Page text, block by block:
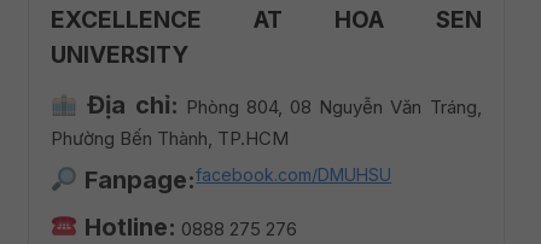
EXCELLENCE AT HOA SEN
UNIVERSITY
Địa chỉ: Phòng 804, 08 Nguyễn Văn Tráng,
Phường Bến Thành, TP.HCM
Fanpage:facebook.com/DMUHSU
Hotline: 0888 275 276